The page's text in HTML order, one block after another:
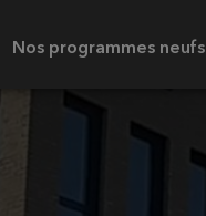
Nos programmes neufs